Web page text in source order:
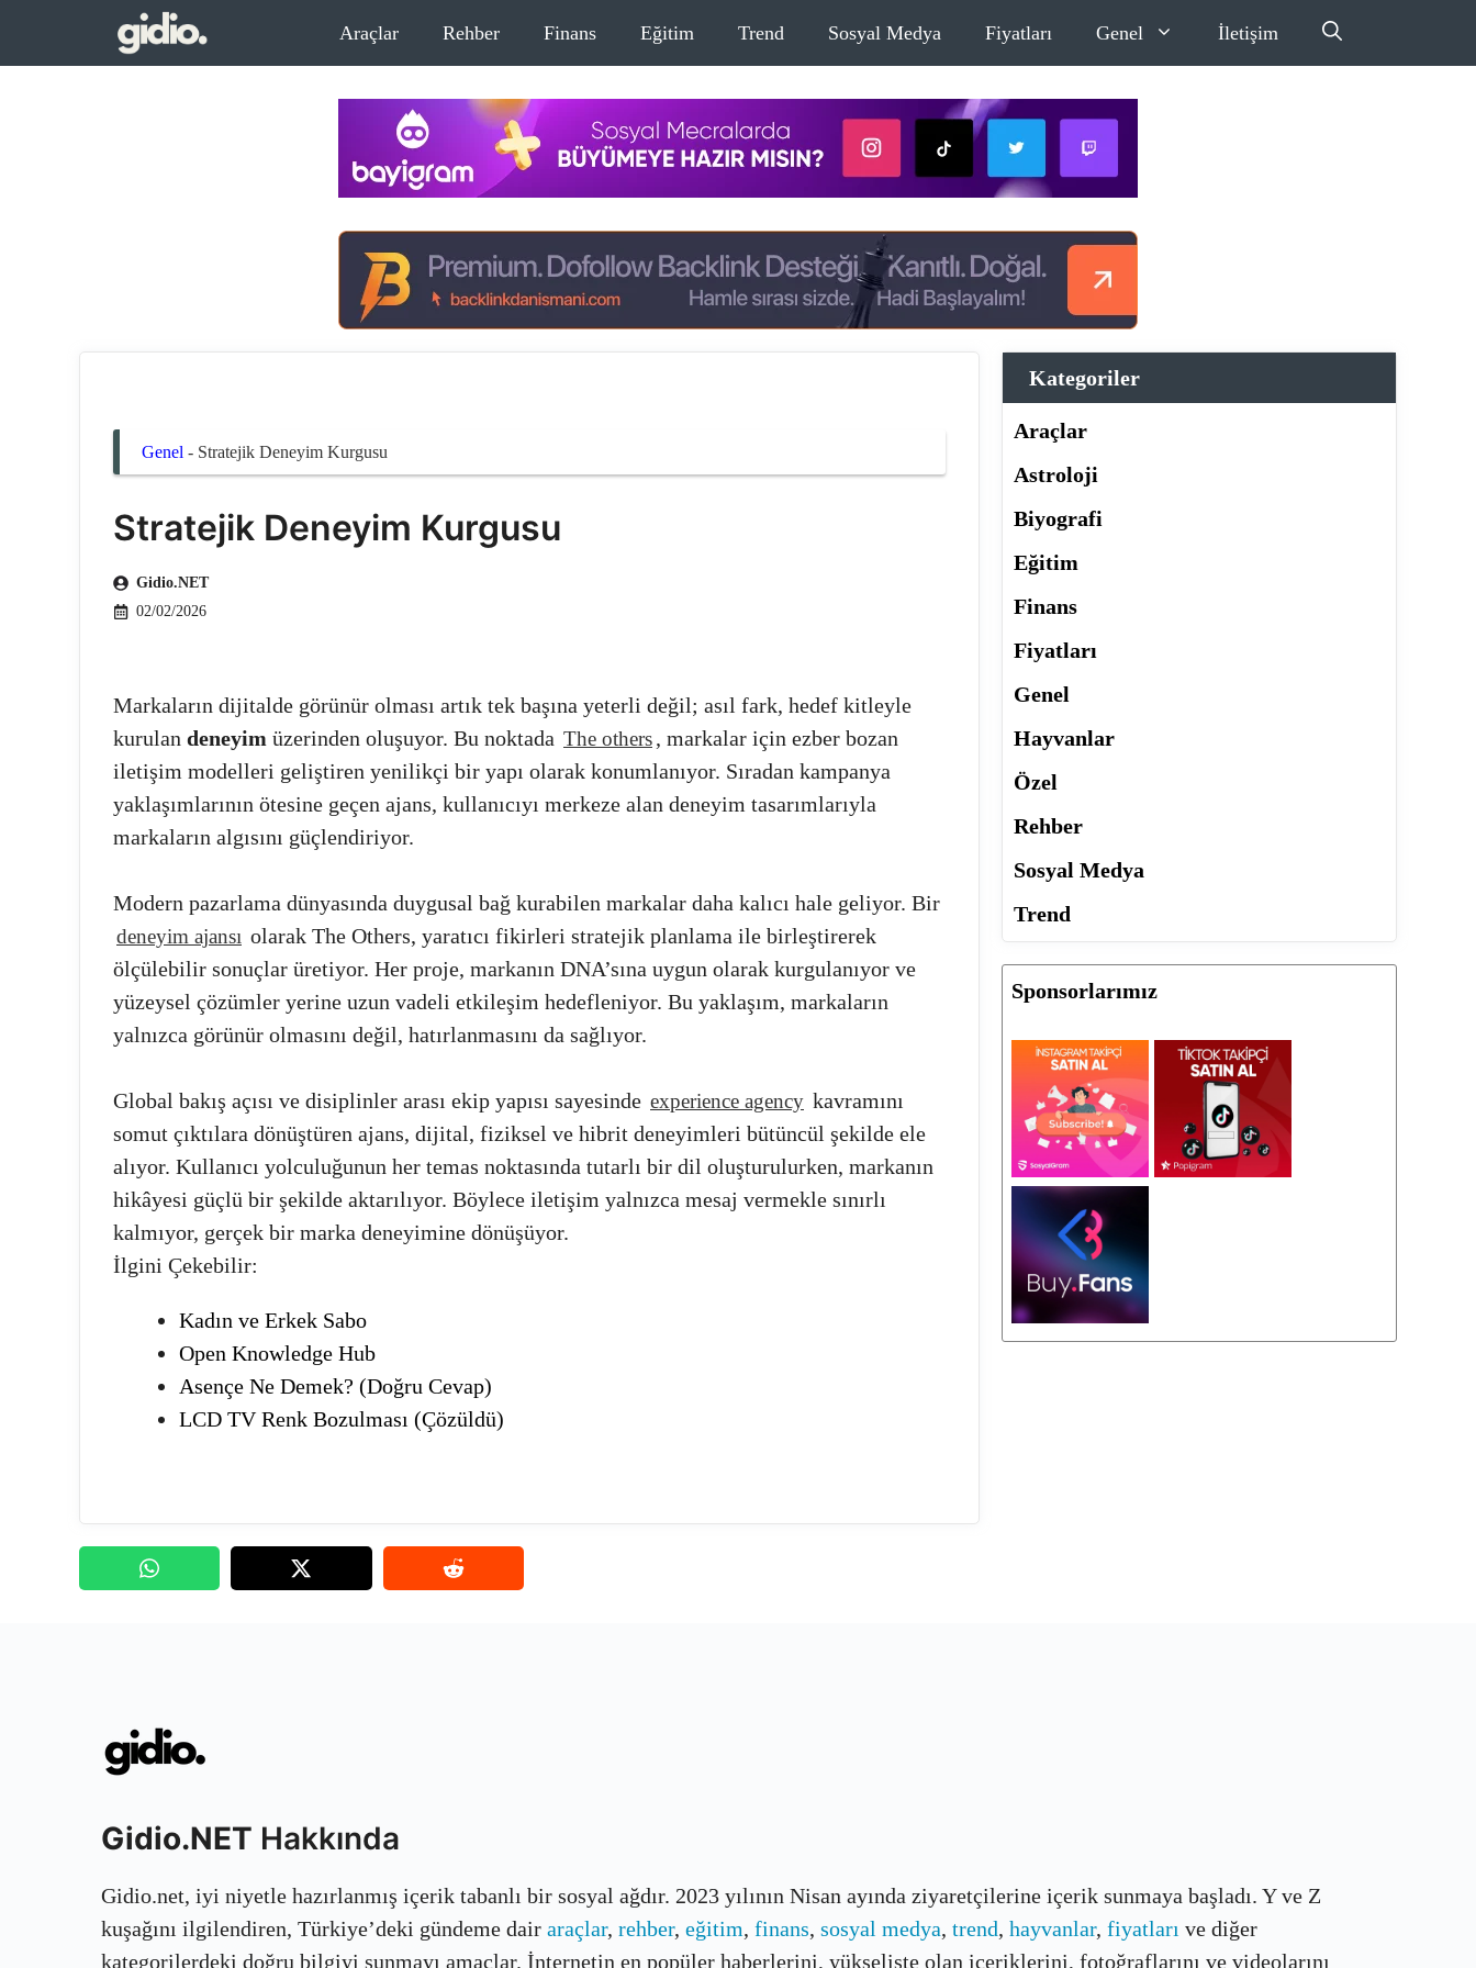
Araçlar Rehber Finans Eğitim Trend Sosyal Medya Fiyatları Genel İletişim
Genel - Stratejik Deneyim Kurgusu
Stratejik Deneyim Kurgusu
Gidio.NET
02/02/2026
Markaların dijitalde görünür olması artık tek başına yeterli değil; asıl fark, hedef kitleyle
kurulan deneyim üzerinden oluşuyor. Bu noktada The others, markalar için ezber bozan
iletişim modelleri geliştiren yenilikçi bir yapı olarak konumlanıyor. Sıradan kampanya
yaklaşımlarının ötesine geçen ajans, kullanıcıyı merkeze alan deneyim tasarımlarıyla
markaların algısını güçlendiriyor.
Modern pazarlama dünyasında duygusal bağ kurabilen markalar daha kalıcı hale geliyor. Bir
deneyim ajansı olarak The Others, yaratıcı fikirleri stratejik planlama ile birleştirerek
ölçülebilir sonuçlar üretiyor. Her proje, markanın DNA’sına uygun olarak kurgulanıyor ve
yüzeysel çözümler yerine uzun vadeli etkileşim hedefleniyor. Bu yaklaşım, markaların
yalnızca görünür olmasını değil, hatırlanmasını da sağlıyor.
Global bakış açısı ve disiplinler arası ekip yapısı sayesinde experience agency kavramını
somut çıktılara dönüştüren ajans, dijital, fiziksel ve hibrit deneyimleri bütüncül şekilde ele
alıyor. Kullanıcı yolculuğunun her temas noktasında tutarlı bir dil oluşturulurken, markanın
hikâyesi güçlü bir şekilde aktarılıyor. Böylece iletişim yalnızca mesaj vermekle sınırlı
kalmıyor, gerçek bir marka deneyimine dönüşüyor.
İlgini Çekebilir:
Kadın ve Erkek Sabo
Open Knowledge Hub
Asençe Ne Demek? (Doğru Cevap)
LCD TV Renk Bozulması (Çözüldü)
Kategoriler
Araçlar
Astroloji
Biyografi
Eğitim
Finans
Fiyatları
Genel
Hayvanlar
Özel
Rehber
Sosyal Medya
Trend
Sponsorlarımız
Gidio.NET Hakkında
Gidio.net, iyi niyetle hazırlanmış içerik tabanlı bir sosyal ağdır. 2023 yılının Nisan ayında ziyaretçilerine içerik sunmaya başladı. Y ve Z
kuşağını ilgilendiren, Türkiye’deki gündeme dair araçlar, rehber, eğitim, finans, sosyal medya, trend, hayvanlar, fiyatları ve diğer
kategorilerdeki doğru bilgiyi sunmayı amaçlar. İnternetin en popüler haberlerini, yükselişte olan içeriklerini, fotoğraflarını ve videolarını